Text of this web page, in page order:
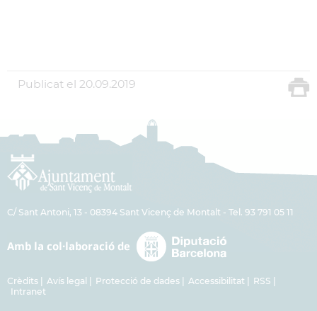
Publicat el 20.09.2019
C/ Sant Antoni, 13 - 08394 Sant Vicenç de Montalt - Tel. 93 791 05 11
Crèdits Avís legal Protecció de dades Accessibilitat
RSS
Intranet